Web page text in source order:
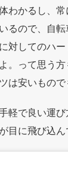
わかるし、
るので、自
対してのハー
。って思う
は安いもので
軽で良い運
目に飛び込ん